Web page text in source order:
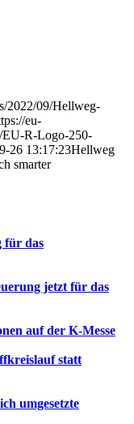
2022/09/Hellweg-
eu-
EU-R-Logo-250-
26 13:17:23Hellweg
smarter
für das
jetzt für das
auf der K-Messe
statt
umgesetzte